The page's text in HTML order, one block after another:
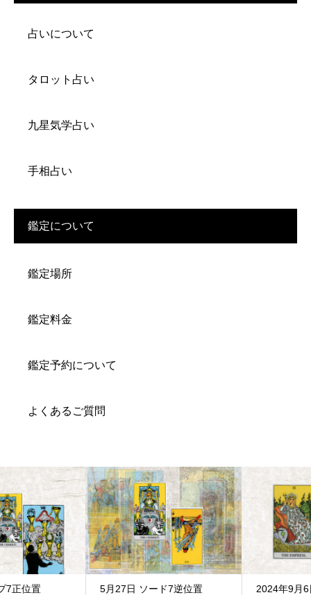
占いについて
タロット占い
九星気学占い
手相占い
鑑定について
鑑定場所
鑑定料金
鑑定予約について
よくあるご質問
5月27日 ソード7逆位置
2024年9月6日 金曜日 ソ